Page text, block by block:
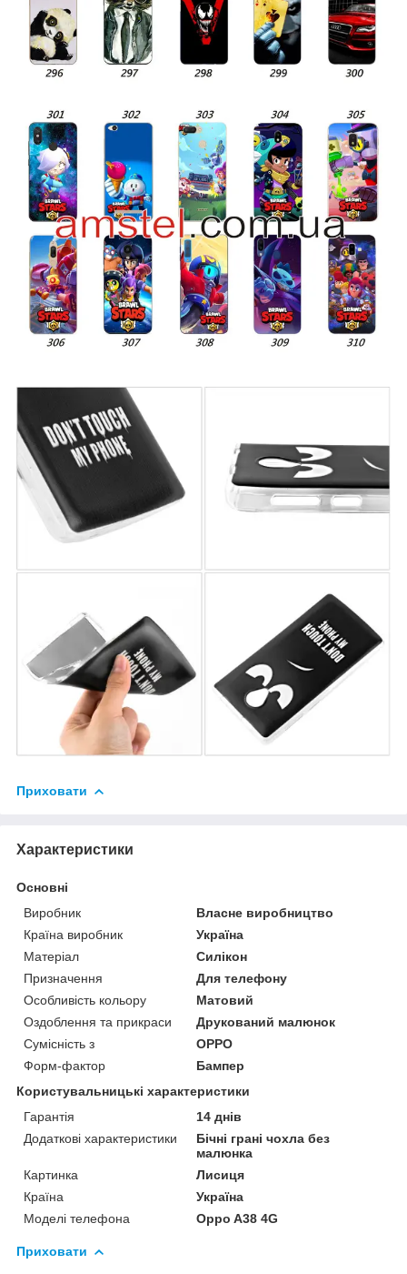
Приховати
Характеристики
Основні
Виробник
Власне виробництво
Країна виробник
Україна
Матеріал
Силікон
Призначення
Для телефону
Особливість кольору
Матовий
Оздоблення та прикраси
Друкований малюнок
Сумісність з
OPPO
Форм-фактор
Бампер
Користувальницькі характеристики
Гарантія
14 днів
Додаткові характеристики
Бічні грані чохла без
малюнка
Картинка
Лисиця
Країна
Україна
Моделі телефона
Oppo A38 4G
Приховати